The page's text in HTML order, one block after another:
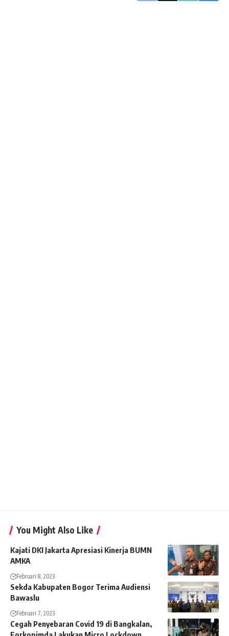
You Might Also Like
Kajati DKI Jakarta Apresiasi Kinerja BUMN
AMKA
Februari 8, 2023
Sekda Kabupaten Bogor Terima Audiensi
Bawaslu
Februari 7, 2023
Cegah Penyebaran Covid 19 di Bangkalan,